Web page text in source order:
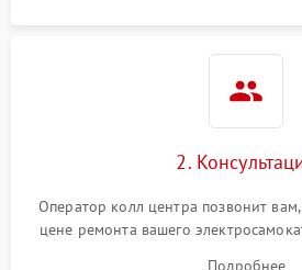
2.
Оператор колл центра позвонит
цене ремонта вашего
Подробнее